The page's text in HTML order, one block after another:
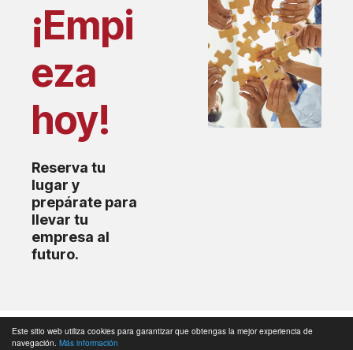
Este sitio web utiliza cookies para garantizar que obtengas la mejor experiencia de
navegación. Más información
¡Empi
eza
hoy!
Reserva tu
lugar y
prepárate para
llevar tu
empresa al
futuro.
© 2026Cámara de Comercio de Málaga